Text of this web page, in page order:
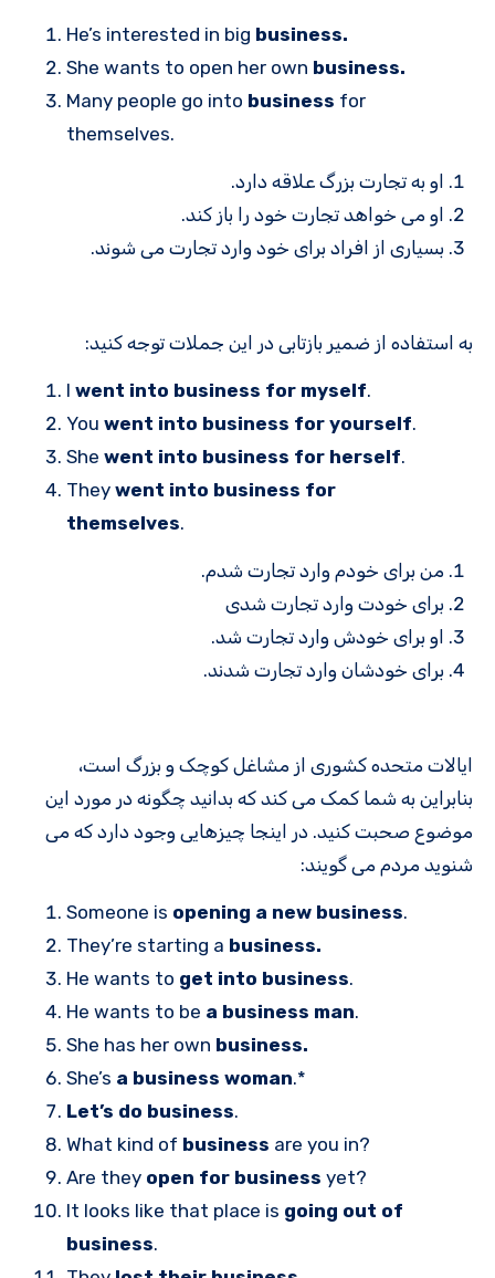
He’s interested in big business.
She wants to open her own business.
Many people go into business for
themselves.
او به تجارت بزرگ علاقه دارد.
او می خواهد تجارت خود را باز کند.
بسیاری از افراد برای خود وارد تجارت می شوند.
به استفاده از ضمیر بازتابی در این جملات توجه کنید:
I went into business for myself.
You went into business for yourself.
She went into business for herself.
They went into business for
themselves.
من برای خودم وارد تجارت شدم.
برای خودت وارد تجارت شدی
او برای خودش وارد تجارت شد.
برای خودشان وارد تجارت شدند.
ایالات متحده کشوری از مشاغل کوچک و بزرگ است،
بنابراین به شما کمک می کند که بدانید چگونه در مورد این
موضوع صحبت کنید. در اینجا چیزهایی وجود دارد که می
شنوید مردم می گویند:
Someone is opening a new business.
They’re starting a business.
He wants to get into business.
He wants to be a business man.
She has her own business.
She’s a business woman.*
Let’s do business.
What kind of business are you in?
Are they open for business yet?
It looks like that place is going out of
business.